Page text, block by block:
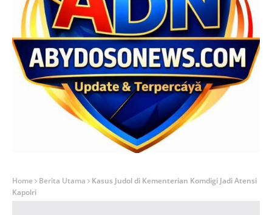
Home Berita Utama
Kasus Judol di Kementerian Komdigi Jadi Atensi
Kapolri